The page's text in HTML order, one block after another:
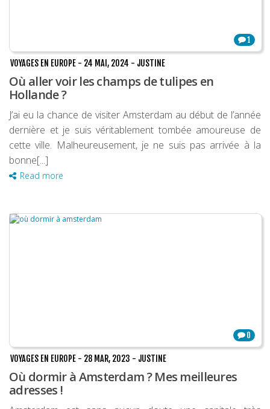
1
VOYAGES EN EUROPE - 24 MAI, 2024 - JUSTINE
Où aller voir les champs de tulipes en
Hollande ?
J’ai eu la chance de visiter Amsterdam au début de l’année
dernière et je suis véritablement tombée amoureuse de
cette ville. Malheureusement, je ne suis pas arrivée à la
bonne[...]
Read more
0
VOYAGES EN EUROPE - 28 MAR, 2023 - JUSTINE
Où dormir à Amsterdam ? Mes meilleures
adresses !